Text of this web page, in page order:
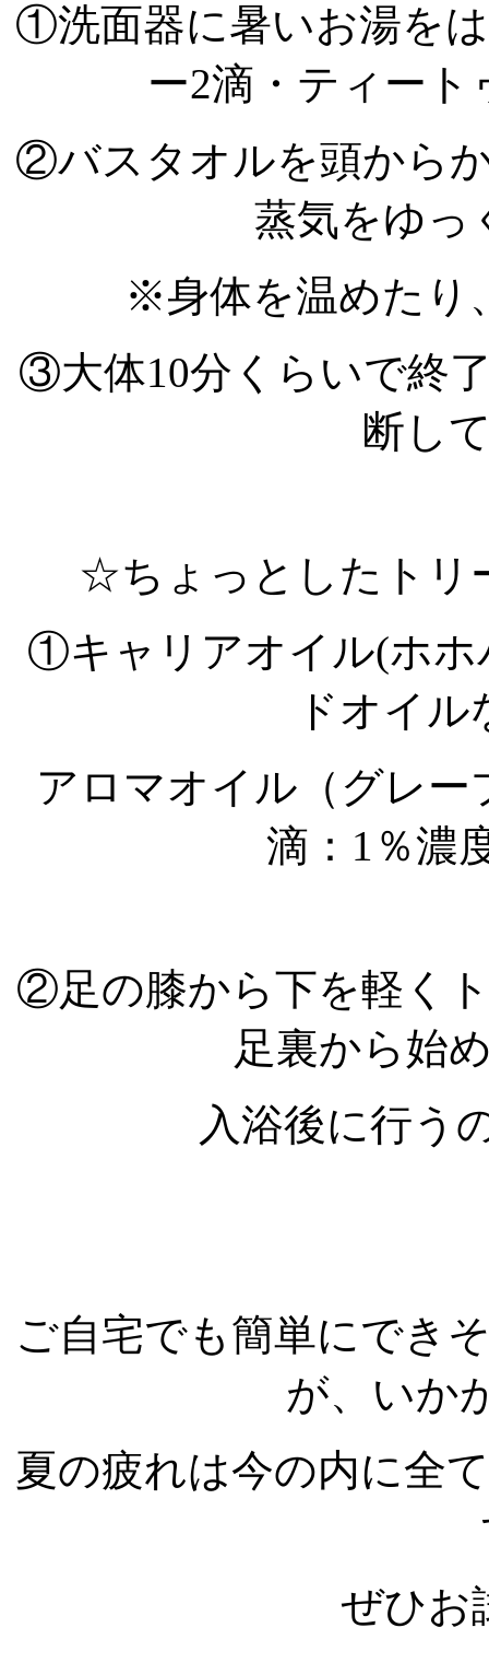
①洗面器に暑いお湯を
ー2滴・ティー
②バスタオルを頭から
蒸気をゆっ
※身体を温めたり
③大体10分くらいで終
断し
☆ちょっとしたトリ
①キャリアオイル(ホホ
ドオイ
アロマオイル（グレ
滴：1 ％濃
②足の膝から下を軽く
足裏から始
入浴後に行う
ご自宅でも簡単にでき
が、いか
夏の疲れは今の内に全
ぜひ